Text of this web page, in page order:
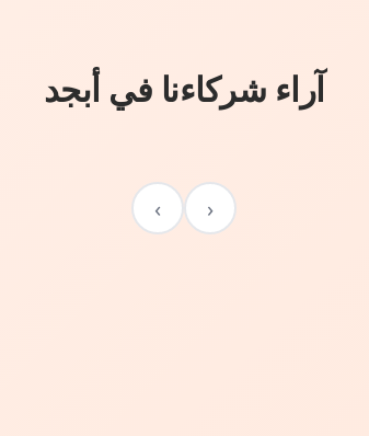
آراء شركاءنا في أبجد
‹
›